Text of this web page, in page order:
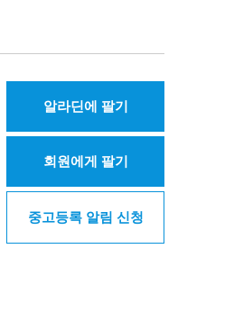
알라딘에 팔기
회원에게 팔기
중고등록 알림 신청